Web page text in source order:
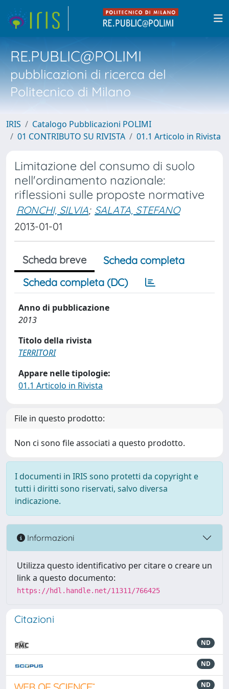
RE.PUBLIC@POLIMI
pubblicazioni di ricerca del
Politecnico di Milano
IRIS
Catalogo Pubblicazioni POLIMI
01 CONTRIBUTO SU RIVISTA
01.1 Articolo in Rivista
Limitazione del consumo di suolo
nell'ordinamento nazionale:
riflessioni sulle proposte normative
RONCHI, SILVIA; SALATA, STEFANO
2013-01-01
Scheda breve
Scheda completa
Scheda completa (DC)
Anno di pubblicazione
2013
Titolo della rivista
TERRITORI
Appare nelle tipologie:
01.1 Articolo in Rivista
File in questo prodotto:
Non ci sono file associati a questo prodotto.
I documenti in IRIS sono protetti da copyright e
tutti i diritti sono riservati, salvo diversa
indicazione.
Informazioni
Utilizza questo identificativo per citare o creare un
link a questo documento:
https://hdl.handle.net/11311/766425
Citazioni
ND
ND
ND